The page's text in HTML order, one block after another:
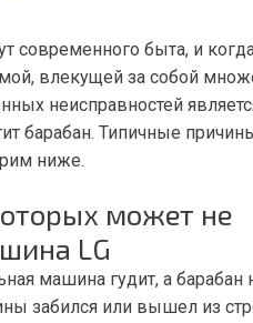
современного быта, и
влекущей за собой
неисправностей
барабан. Типичные
ниже.
может не
LG
машина гудит, а барабан
забился или вышел из